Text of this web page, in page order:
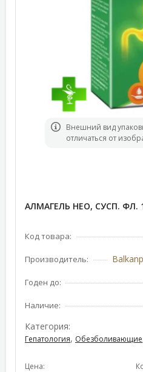
Bнешний вид
отличаться от
АЛМАГЕЛЬ НЕО, СУСП. ФЛ.
Код товара:
Производитель:
Годен до:
Наличие:
Категория:
Гепатология, Обезболивающие
Цена: